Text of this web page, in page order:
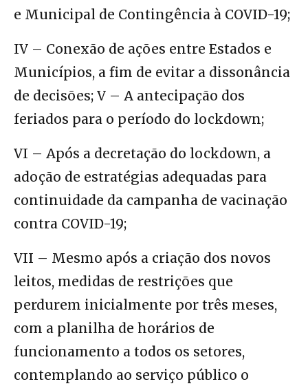
e Municipal de Contingência à COVID-19;
IV – Conexão de ações entre Estados e
Municípios, a fim de evitar a dissonância
de decisões; V – A antecipação dos
feriados para o período do lockdown;
VI – Após a decretação do lockdown, a
adoção de estratégias adequadas para
continuidade da campanha de vacinação
contra COVID-19;
VII – Mesmo após a criação dos novos
leitos, medidas de restrições que
perdurem inicialmente por três meses,
com a planilha de horários de
funcionamento a todos os setores,
contemplando ao serviço público o